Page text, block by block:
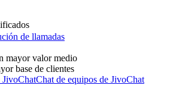
de llamadas
mayor valor medio
base de clientes
JivoChatChat de equipos de JivoChat